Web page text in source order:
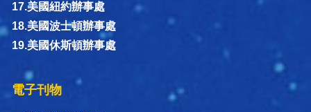
17.美國紐約辦事處
18.美國波士頓辦事處
19.美國休斯頓辦事處
電子刊物